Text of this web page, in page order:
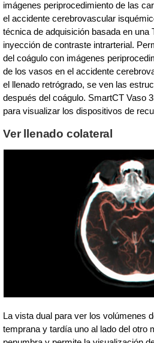
imágenes periprocedimiento de las
el accidente cerebrovascular
técnica de adquisición basada en una
inyección de contraste intrarterial.
del coágulo con imágenes
de los vasos en el accidente
el llenado retrógrado, se ven las
después del coágulo. SmartCT Vaso
para visualizar los dispositivos de
Ver llenado colateral
La vista dual para ver los volúmenes
temprana y tardía uno al lado del otro